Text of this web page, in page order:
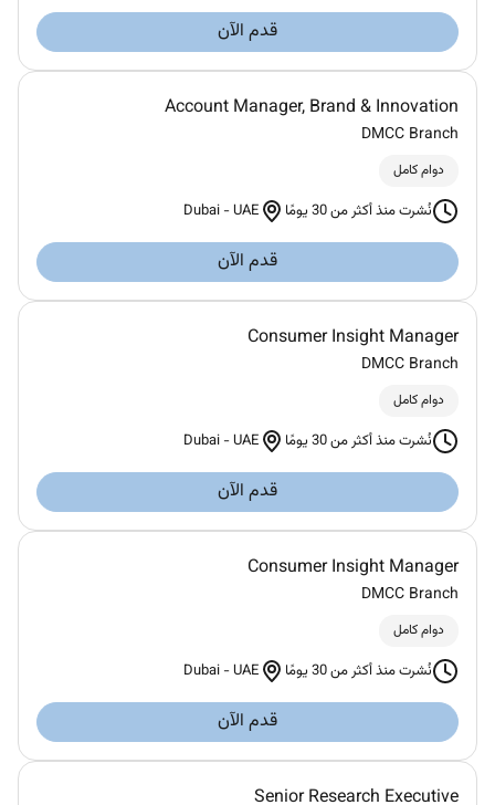
قدم الآن
Account Manager, Brand & Innovation
DMCC Branch
دوام كامل
نُشرت منذ أكثر من 30 يومًا Dubai -UAE
قدم الآن
Consumer Insight Manager
DMCC Branch
دوام كامل
نُشرت منذ أكثر من 30 يومًا Dubai -UAE
قدم الآن
Consumer Insight Manager
DMCC Branch
دوام كامل
نُشرت منذ أكثر من 30 يومًا Dubai -UAE
قدم الآن
Senior Research Executive